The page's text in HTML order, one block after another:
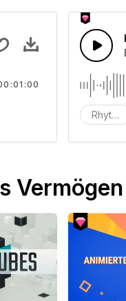
akustischer Folk
Gitarre mit Bass,
gitarre
Vermögen